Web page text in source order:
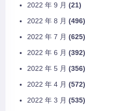
2022 年 9 月 (21)
2022 年 8 月 (496)
2022 年 7 月 (625)
2022 年 6 月 (392)
2022 年 5 月 (356)
2022 年 4 月 (572)
2022 年 3 月 (535)